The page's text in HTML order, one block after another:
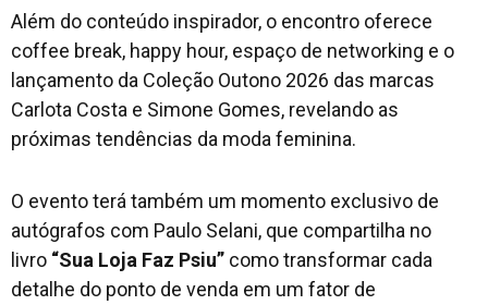
Além do conteúdo inspirador, o encontro oferece
coffee break, happy hour, espaço de networking e o
lançamento da Coleção Outono 2026 das marcas
Carlota Costa e Simone Gomes, revelando as
próximas tendências da moda feminina.
O evento terá também um momento exclusivo de
autógrafos com Paulo Selani, que compartilha no
livro “Sua Loja Faz Psiu” como transformar cada
detalhe do ponto de venda em um fator de